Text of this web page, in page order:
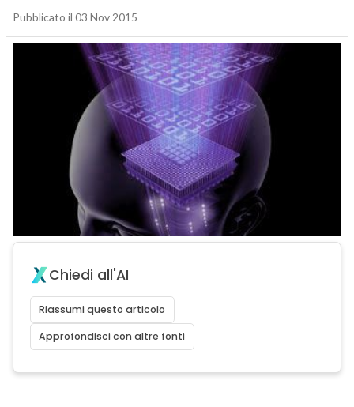
Pubblicato il 03 Nov 2015
Chiedi all'AI
Riassumi questo articolo
Approfondisci con altre fonti